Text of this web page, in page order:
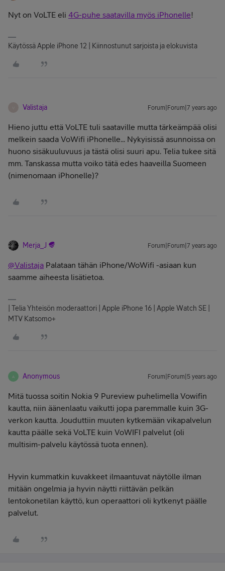
Nyt on VoLTE eli 4G-puhe saatavilla myös iPhonelle!
Käytössä Apple iPhone 12 | Kiinnostunut sarjoista ja elokuvista
Valistaja Forum|Forum|7 years ago
Hieno juttu että VoLTE tuli saataville mutta tärkeämpää olisi
melkein saada VoWifi iPhonelle... Nykyisissä asunnoissa on
huono sisäkuuluvuus ja tästä olisi suuri apu. Telia tukee sitä
mm. Tanskassa mutta voiko tätä edes haaveilla Suomeen
(nimenomaan iPhonelle)?
Merja_J Forum|Forum|7 years ago
@Valistaja Palataan tähän iPhone/WoWifi -asiaan kun
saamme aiheesta lisätietoa.
| Telia Yhteisön moderaattori | Apple iPhone 16 | Apple Watch SE |
MTV Katsomo+
A Anonymous Forum|Forum|5 years ago
Mitä tuossa soitin Nokia 9 Pureview puhelimella Vowifin
kautta, niin äänenlaatu vaikutti jopa paremmalle kuin 3G-
verkon kautta. Jouduttiin muuten kytkemään vikapalvelun
kautta päälle sekä VoLTE kuin VoWIFI palvelut (oli
multisim-palvelu käytössä tuota ennen).
Hyvin kummatkin kuvakkeet ilmaantuvat näytölle ilman
mitään ongelmia ja hyvin näytti riittävän pelkän
lentokonetilan käyttö, kun operaattori oli kytkenyt päälle
palvelut.